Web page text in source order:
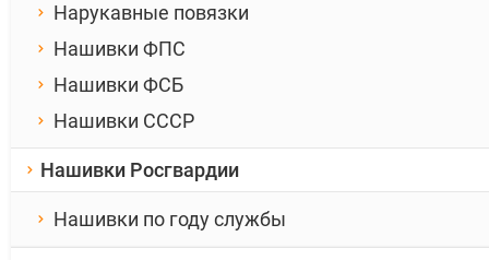
Нарукавные повязки
Нашивки ФПС
Нашивки ФСБ
Нашивки СССР
Нашивки Росгвардии
Нашивки по году службы